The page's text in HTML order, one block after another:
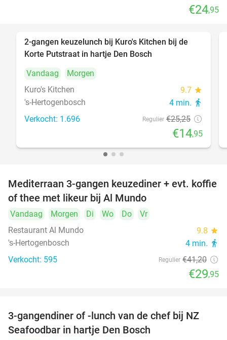
€24,95
2-gangen keuzelunch bij Kuro's Kitchen bij de
Korte Putstraat in hartje Den Bosch
Vandaag
Morgen
Kuro's Kitchen
9.7 star
's-Hertogenbosch 4 min. directions_walk
Verkocht: 1.696 Regulier €25,25
€14,95
27%
Mediterraan 3-gangen keuzediner + evt. koffie
of thee met likeur bij Al Mundo
Vandaag Morgen Di Wo Do
Vr
Restaurant Al Mundo
9.8 star
's-Hertogenbosch 4 min. directions_walk
Verkocht: 595 Regulier €41,20
€29,95
46%
3-gangendiner of -lunch van de chef bij NZ
Seafoodbar in hartje Den Bosch